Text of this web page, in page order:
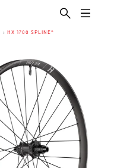
HX 1700 SPLINE®